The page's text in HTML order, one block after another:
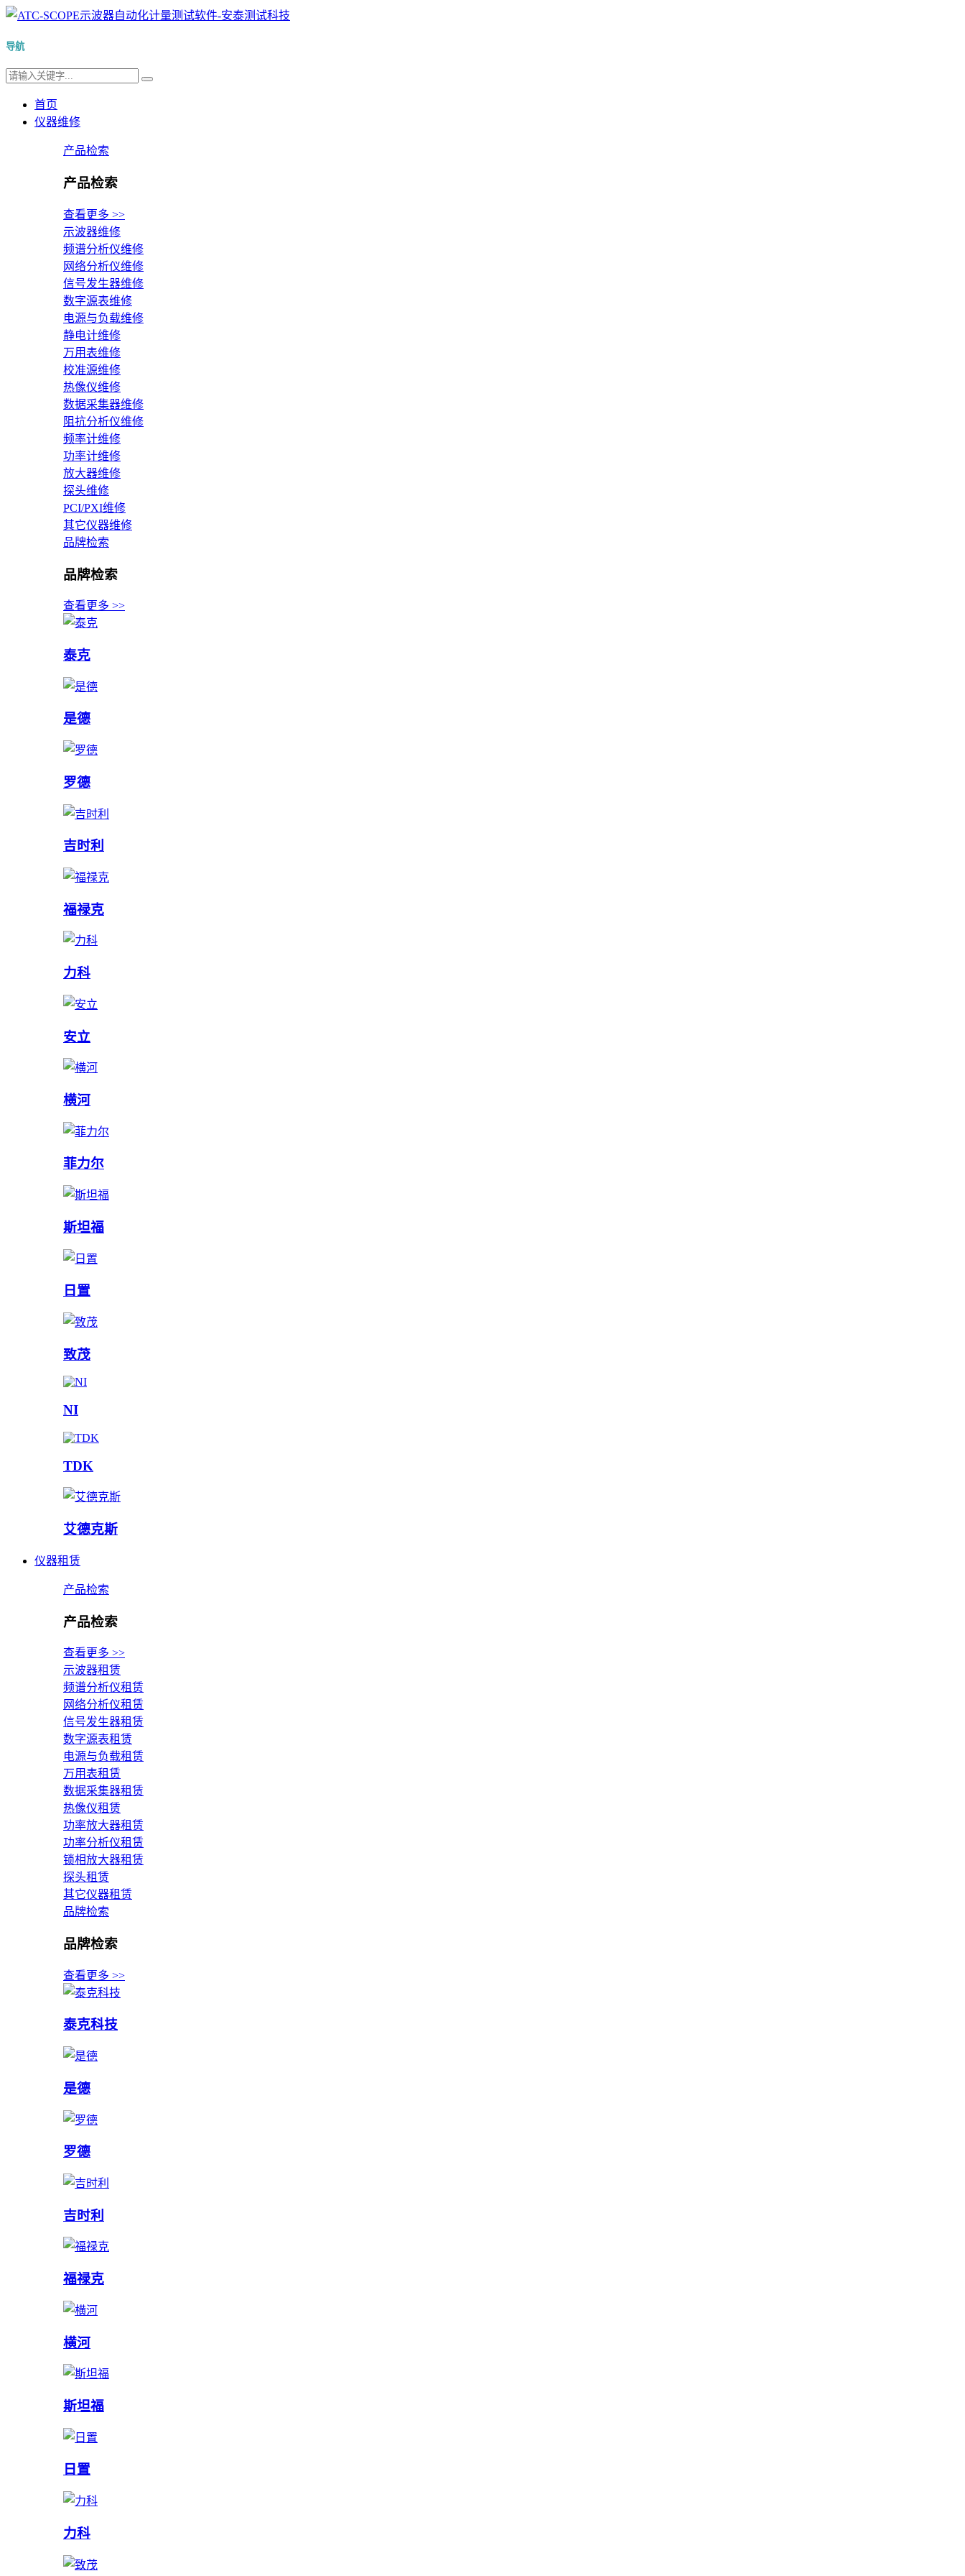
导航
首页
仪器维修
产品检索
产品检索
查看更多 >>
示波器维修
频谱分析仪维修
网络分析仪维修
信号发生器维修
数字源表维修
电源与负载维修
静电计维修
万用表维修
校准源维修
热像仪维修
数据采集器维修
阻抗分析仪维修
频率计维修
功率计维修
放大器维修
探头维修
PCI/PXI维修
其它仪器维修
品牌检索
品牌检索
查看更多 >>
泰克
是德
罗德
吉时利
福禄克
力科
安立
横河
菲力尔
斯坦福
日置
致茂
NI
TDK
艾德克斯
仪器租赁
产品检索
产品检索
查看更多 >>
示波器租赁
频谱分析仪租赁
网络分析仪租赁
信号发生器租赁
数字源表租赁
电源与负载租赁
万用表租赁
数据采集器租赁
热像仪租赁
功率放大器租赁
功率分析仪租赁
锁相放大器租赁
探头租赁
其它仪器租赁
品牌检索
品牌检索
查看更多 >>
泰克科技
是德
罗德
吉时利
福禄克
横河
斯坦福
日置
力科